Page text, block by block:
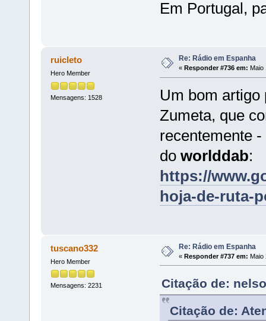
Em Portugal,
ruicleto
Hero Member
Mensagens: 1528
Re: Rádio em Espanha
« Responder #736 em: Maio
Um bom artigo
Zumeta, que
recentemente
do worlddab:
https://
hoja-de-ruta-
tuscano332
Hero Member
Mensagens: 2231
Re: Rádio em Espanha
« Responder #737 em: Maio
Citação de:
Citação de: